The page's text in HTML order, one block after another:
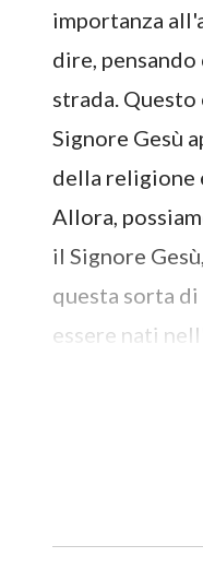
importanza
dire,
strada. Questo
Signore Gesù
della religione
Allora,
il Signore
questa sorta di
essere nati
andando con
qualcosa è la
Spirito Santo
dai leader del